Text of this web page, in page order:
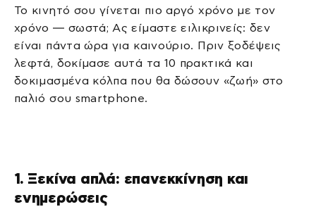
Το κινητό σου γίνεται πιο αργό χρόνο με τον
χρόνο — σωστά; Ας είμαστε ειλικρινείς: δεν
είναι πάντα ώρα για καινούριο. Πριν ξοδέψεις
λεφτά, δοκίμασε αυτά τα 10 πρακτικά και
δοκιμασμένα κόλπα που θα δώσουν «ζωή» στο
παλιό σου smartphone.
1. Ξεκίνα απλά: επανεκκίνηση και
ενημερώσεις